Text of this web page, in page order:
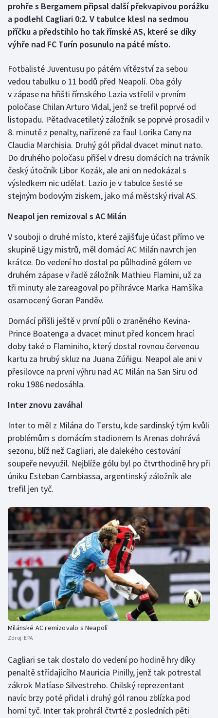
Florbal
Futsal
Gymnastika
Házená
Jezdectví
Judo
Krasobruslení
Lezení
Moderní pětiboj
Motorsport
Olympijské hry
Parasport
Plavání
Plážový volejbal
Ragby
Rychlostní kanoistika
Short track
Sportovní střelba
Stolní tenis
Triatlon
Veslování
Vodní slalom
Volejbal
Ostatní
prohře s Bergamem připsal další překvapivou porážku
a podlehl Cagliari 0:2. V tabulce klesl na sedmou
příčku a předstihlo ho tak římské AS, které se díky
výhře nad FC Turín posunulo na páté místo.
Fotbalisté Juventusu po pátém vítězství za sebou
vedou tabulku o 11 bodů před Neapolí. Oba góly
v zápase na hřišti římského Lazia vstřelil v prvním
poločase Chilan Arturo Vidal, jenž se trefil poprvé od
listopadu. Pětadvacetiletý záložník se poprvé prosadil v
8. minutě z penalty, nařízené za faul Lorika Cany na
Claudia Marchisia. Druhý gól přidal dvacet minut nato.
Do druhého poločasu přišel v dresu domácích na trávník
český útočník Libor Kozák, ale ani on nedokázal s
výsledkem nic udělat. Lazio je v tabulce šesté se
stejným bodovým ziskem, jako má městský rival AS.
Neapol jen remizoval s AC Milán
V souboji o druhé místo, které zajišťuje účast přímo ve
skupině Ligy mistrů, měl domácí AC Milán navrch jen
krátce. Do vedení ho dostal po půlhodině gólem ve
druhém zápase v řadě záložník Mathieu Flamini, už za
tři minuty ale zareagoval po přihrávce Marka Hamšíka
osamocený Goran Panděv.
Domácí přišli ještě v první půli o zraněného Kevina-
Prince Boatenga a dvacet minut před koncem hrací
doby také o Flaminiho, který dostal rovnou červenou
kartu za hrubý skluz na Juana Zúňigu. Neapol ale ani v
přesilovce na první výhru nad AC Milán na San Siru od
roku 1986 nedosáhla.
Inter znovu zaváhal
Inter to měl z Milána do Terstu, kde sardinský tým kvůli
problémům s domácím stadionem Is Arenas dohrává
sezonu, blíž než Cagliari, ale dalekého cestování
soupeře nevyužil. Nejblíže gólu byl po čtvrthodině hry při
úniku Esteban Cambiassa, argentinský záložník ale
trefil jen tyč.
Milánské AC remizovalo s Neapolí
Zdroj: EPA
Cagliari se tak dostalo do vedení po hodině hry díky
penaltě střídajícího Mauricia Pinilly, jenž tak potrestal
zákrok Matíase Silvestreho. Chilský reprezentant
navíc brzy poté přidal i druhý gól ranou zblízka pod
horní tyč. Inter tak prohrál čtvrté z posledních pěti